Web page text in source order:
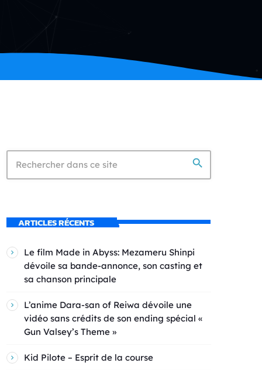
search
ARTICLES RÉCENTS
Le film Made in Abyss: Mezameru Shinpi
dévoile sa bande-annonce, son casting et
sa chanson principale
L’anime Dara-san of Reiwa dévoile une
vidéo sans crédits de son ending spécial «
Gun Valsey’s Theme »
Kid Pilote – Esprit de la course